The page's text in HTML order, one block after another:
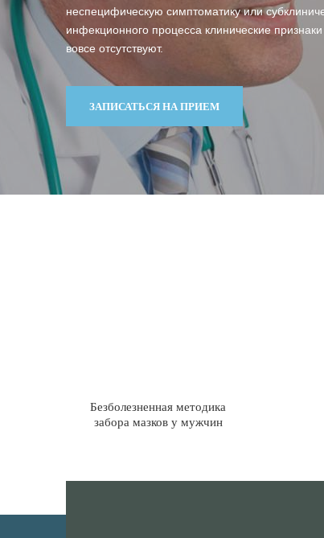
неспецифическую симптоматику или
инфекционного процесса клинические
вовсе отсутствуют.
ЗАПИСАТЬСЯ НА ПРИЕМ
Безболезненная методика
забора мазков у мужчин